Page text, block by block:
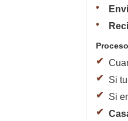
Si
Si